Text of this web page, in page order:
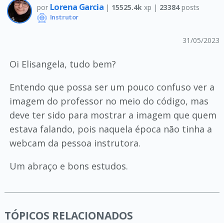
por Lorena Garcia | 15525.4k xp | 23384posts
Instrutor
31/05/2023
Oi Elisangela, tudo bem?
Entendo que possa ser um pouco confuso ver a
imagem do professor no meio do código, mas
deve ter sido para mostrar a imagem que quem
estava falando, pois naquela época não tinha a
webcam da pessoa instrutora.
Um abraço e bons estudos.
TÓPICOS RELACIONADOS